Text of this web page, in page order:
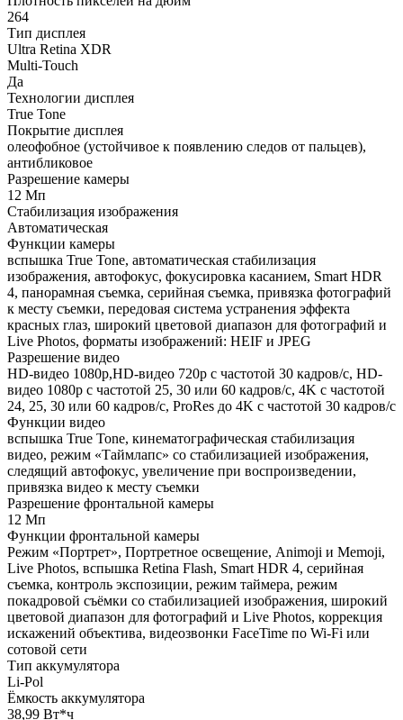
264
Тип дисплея
Ultra Retina XDR
Multi-Touch
Да
Технологии дисплея
True Tone
Покрытие дисплея
олеофобное (устойчивое к появлению следов от пальцев),
антибликовое
Разрешение камеры
12 Мп
Стабилизация изображения
Автоматическая
Функции камеры
вспышка True Tone, автоматическая стабилизация
изображения, автофокус, фокусировка касанием, Smart HDR
4, панорамная съемка, серийная съемка, привязка фотографий
к месту съемки, передовая система устранения эффекта
красных глаз, широкий цветовой диапазон для фотографий и
Live Photos, форматы изображений: HEIF и JPEG
Разрешение видео
HD-видео 1080p,HD-видео 720p с частотой 30 кадров/с, HD-
видео 1080p с частотой 25, 30 или 60 кадров/с, 4K с частотой
24, 25, 30 или 60 кадров/с, ProRes до 4K с частотой 30 кадров/с
Функции видео
вспышка True Tone, кинематографическая стабилизация
видео, режим «Таймлапс» со стабили­зацией изображения,
следящий автофокус, увеличение при воспроизведении,
привязка видео к месту съемки
Разрешение фронтальной камеры
12 Мп
Функции фронтальной камеры
Режим «Портрет», Портретное освещение, Animoji и Memoji,
Live Photos, вспышка Retina Flash, Smart HDR 4, серийная
съемка, контроль экспозиции, режим таймера, режим
покадровой съёмки со стабилизацией изображения, широкий
цветовой диапазон для фотографий и Live Photos, коррекция
искажений объектива, видеозвонки FaceTime по Wi‑Fi или
сотовой сети
Тип аккумулятора
Li-Pol
Ёмкость аккумулятора
38,99 Вт*ч